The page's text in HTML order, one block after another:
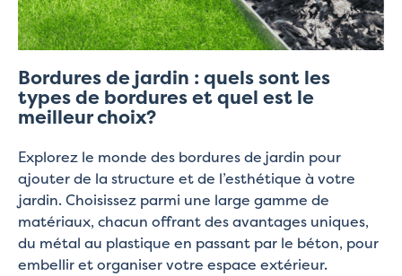
Bordures de jardin : quels sont les
types de bordures et quel est le
meilleur choix?
Explorez le monde des bordures de jardin pour
ajouter de la structure et de l’esthétique à votre
jardin. Choisissez parmi une large gamme de
matériaux, chacun offrant des avantages uniques,
du métal au plastique en passant par le béton, pour
embellir et organiser votre espace extérieur.